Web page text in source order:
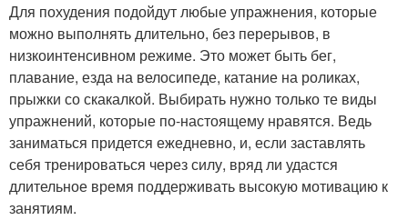
Для похудения подойдут любые упражнения, которые
можно выполнять длительно, без перерывов, в
низкоинтенсивном режиме. Это может быть бег,
плавание, езда на велосипеде, катание на роликах,
прыжки со скакалкой. Выбирать нужно только те виды
упражнений, которые по-настоящему нравятся. Ведь
заниматься придется ежедневно, и, если заставлять
себя тренироваться через силу, вряд ли удастся
длительное время поддерживать высокую мотивацию к
занятиям.